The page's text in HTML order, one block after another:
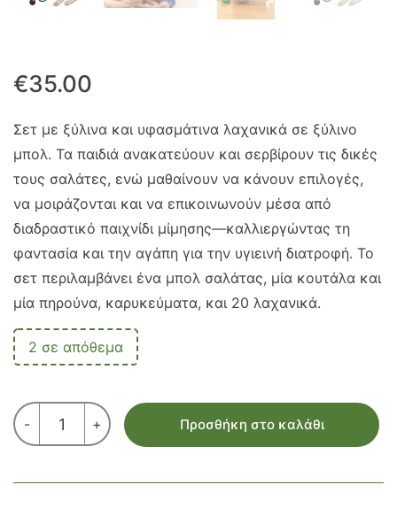
€35.00
Σετ με ξύλινα και υφασμάτινα λαχανικά σε ξύλινο
μπολ. Τα παιδιά ανακατεύουν και σερβίρουν τις δικές
τους σαλάτες, ενώ μαθαίνουν να κάνουν επιλογές,
να μοιράζονται και να επικοινωνούν μέσα από
διαδραστικό παιχνίδι μίμησης—καλλιεργώντας τη
φαντασία και την αγάπη για την υγιεινή διατροφή. Το
σετ περιλαμβάνει ένα μπολ σαλάτας, μία κουτάλα και
μία πηρούνα, καρυκεύματα, και 20 λαχανικά.
2 σε απόθεμα
-
ΣΑΛΑΤΑ
ΤΟΥ
ΣΕΦ
ΞΥΛΙΝΟ
+ Προσθήκη στο καλάθι